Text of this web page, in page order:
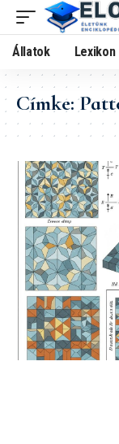
Állatok Lexikon
Címke: